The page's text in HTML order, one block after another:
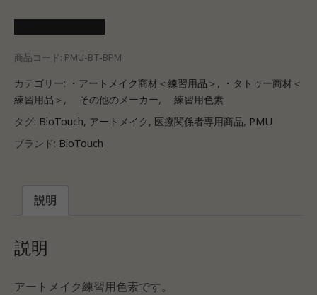
商品コード: PMU-BT-BPM
カテゴリー: ・アートメイク商材＜練習用品＞ , ・タトゥー商材＜
練習用品＞ , その他のメーカー,
練習用色素
タグ: BioTouch, アートメイク, 医療関係者専用商品, PMU
ブランド: BioTouch
説明
説明
アートメイク練習用色素です。